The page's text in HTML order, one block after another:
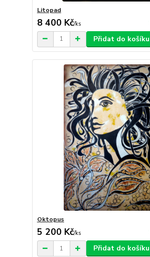
Litopad
8 400 Kč/ks
Přidat do košíku
Oktopus
5 200 Kč/ks
Přidat do košíku